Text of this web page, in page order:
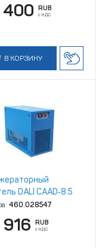
400 RUB
с НДС
В КОРЗИНУ
DALI CAAD‑8.5
460.028547
RUB
с НДС